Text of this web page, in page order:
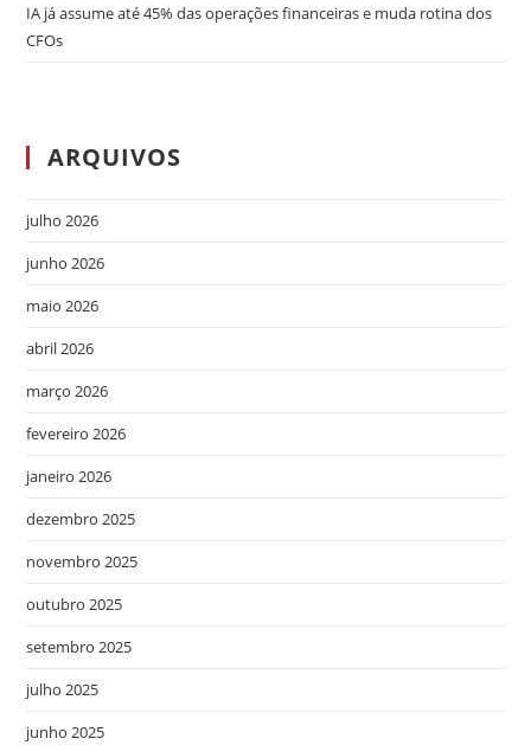
IA já assume até 45% das operações financeiras e muda rotina dos
CFOs
ARQUIVOS
julho 2026
junho 2026
maio 2026
abril 2026
março 2026
fevereiro 2026
janeiro 2026
dezembro 2025
novembro 2025
outubro 2025
setembro 2025
julho 2025
junho 2025